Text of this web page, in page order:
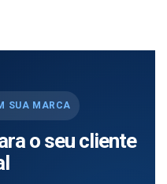
SUA MARCA
o seu cliente